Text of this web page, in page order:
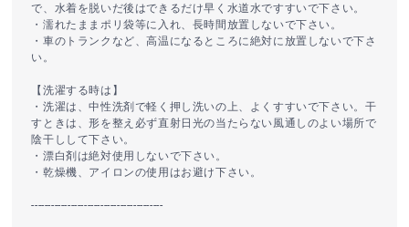
で、水着を脱いだ後はできるだけ早く水道水ですすいで下さい。
・濡れたままポリ袋等に入れ、長時間放置しないで下さい。
・車のトランクなど、高温になるところに絶対に放置しないで下さ
い。
【洗濯する時は】
・洗濯は、中性洗剤で軽く押し洗いの上、よくすすいで下さい。干
すときは、形を整え必ず直射日光の当たらない風通しのよい場所で
陰干しして下さい。
・漂白剤は絶対使用しないで下さい。
・乾燥機、アイロンの使用はお避け下さい。
----------------------------------------